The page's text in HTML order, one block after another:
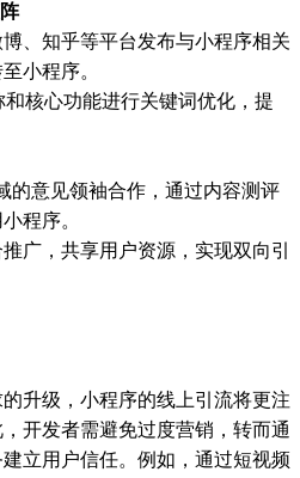
、知乎等平台发布与小程序相关
小程序。
核心功能进行关键词优化，提
的意见领袖合作，通过内容测评
程序。
广，共享用户资源，实现双向引
升级，小程序的线上引流将更注
开发者需避免过度营销，转而通
立用户信任。例如，通过短视频